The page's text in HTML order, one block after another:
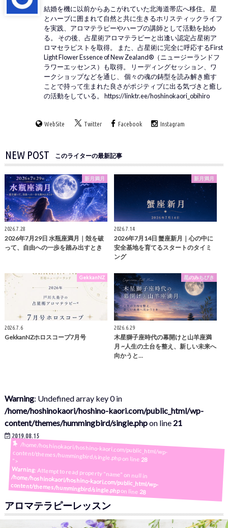
結婚を機に以前からあこがれていた北海道帯広へ移住。 星
とハーブに囲まれて自然と共に生きるホリスティックライフ
を実践、アロマテラピーやハーブの講師として活動を始め
る。 その後、占星術アロマテラピーと出逢い認定占星術ア
ロマセラピストを取得。 また、占星術に完全に呼応するFirst
Light Flower Essence of New Zealand®（ニュージーランドフ
ラワーエッセンス）も取得。 リーディングセッション、ワ
ークショップなどを通じ、 個々の魂の鋳型を読み解き癒す
ことで持って生まれた良さがポジティブに出る気づきと癒し
の活動をしている。 https://linktr.ee/hoshinokaori_obihiro
WebSite Twitter Facebook Instagram
NEW POST このライターの最新記事
新月満月
2026.7.28
2026年7月29日 水瓶座満月｜殻を破
って、自由への一歩を踏み出すとき
新月満月
2026.7.14
2026年7月14日 蟹座新月｜心の中に
安全基地を育てるスタートのタイミ
ング
GekkanNZ
2026.7.6
GekkanNZホロスコープ7月号
星のみちびき
2026.6.29
木星獅子座時代の幕開けと山羊座満
月 ~人生の土台を整え、新しい未来へ
向かうと…
Warning: Undefined array key 0 in
/home/hoshinokaori/hoshino-kaori.com/public_html/wp-
content/themes/hummingbird/single.phpon line 21
2019.08.15
/home/hoshinokaori/hoshino-kaori.com/public_html/wp-content/themes/hummingbird/single.php on line28
">
Warning: Attempt to read property "name" on null in
/home/hoshinokaori/hoshino-kaori.com/public_html/wp-content/themes/hummingbird/single.phpon line 28
アロマテラピーレッスン